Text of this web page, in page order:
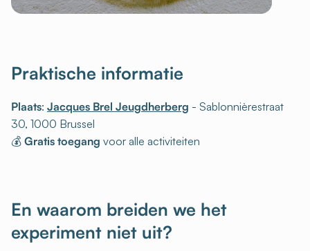
Praktische informatie
Plaats: Jacques Brel Jeugdherberg - Sablonnièrestraat
30, 1000 Brussel
💰 Gratis toegang voor alle activiteiten
En waarom breiden we het
experiment niet uit?